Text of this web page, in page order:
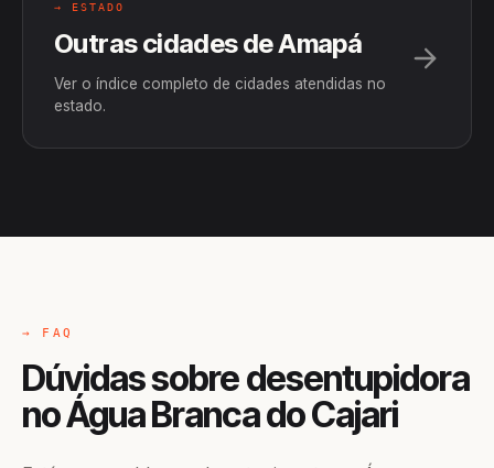
→ ESTADO
Outras cidades de Amapá
Ver o índice completo de cidades atendidas no
estado.
→ FAQ
Dúvidas sobre desentupidora
no Água Branca do Cajari